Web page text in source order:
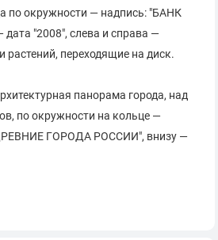
по окружности — надпись: "БАНК
"2008", слева и справа —
растений, переходящие на диск.
панорама города, над
по окружности на кольце —
ГОРОДА РОССИИ", внизу —
повторяющаяся дважды